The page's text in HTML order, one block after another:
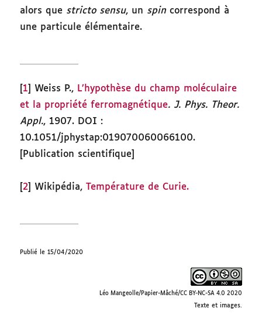
alors que stricto sensu, un spincorrespond à
une particule élémentaire.
1 ] Weiss P., L’hypothèse du champ moléculaire
et la propriété ferromagnétique. J. Phys. Theor.
Appl., 1907. DOI :
10.1051/jphystap:019070060066100.
[Publication scientifique]
2 ] Wikipédia,Température de Curie.
Publié le 15/04/2020
Léo Mangeolle/Papier-Mâché/CC BY-NC-SA 4.0 2020
Texte et images.